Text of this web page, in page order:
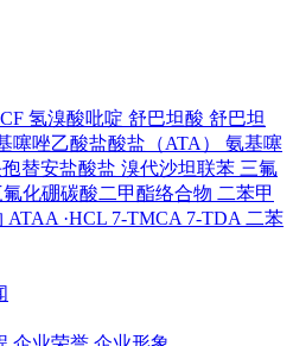
氢溴酸吡啶 舒巴坦酸 舒巴坦
噻唑乙酸盐酸盐（ATA） 氨基噻
替安盐酸盐 溴代沙坦联苯 三氟
氟化硼碳酸二甲酯络合物 二苯甲
ATAA ·HCL 7-TMCA 7-TDA 二苯